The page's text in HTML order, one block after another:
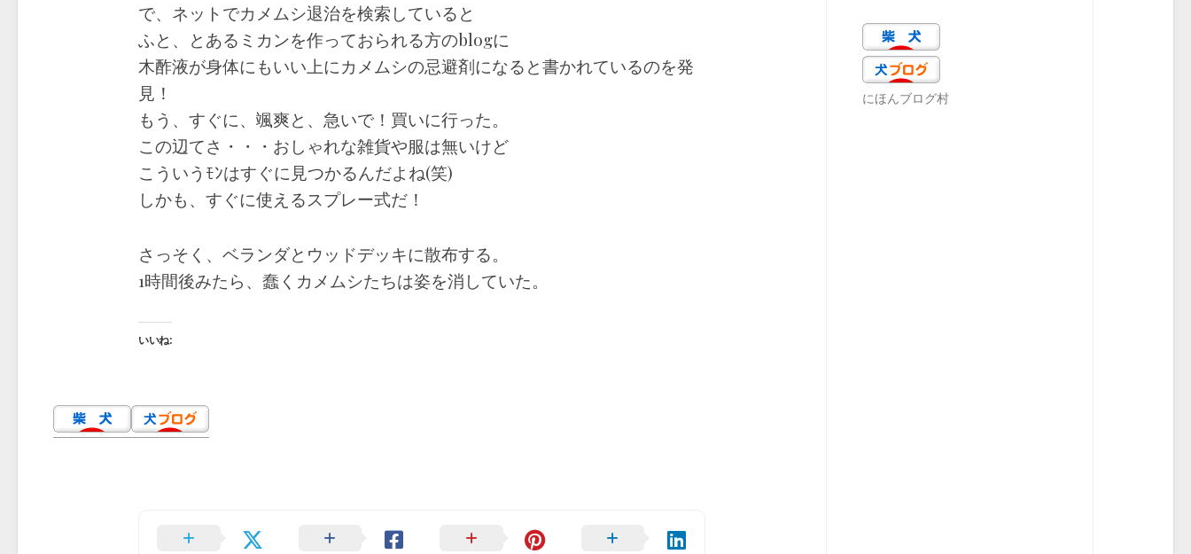
で、ネットでカメムシ退治を検索していると
ふと、とあるミカンを作っておられる方のblogに
木酢液が身体にもいい上にカメムシの忌避剤になると書かれているのを発
見！
もう、すぐに、颯爽と、急いで！買いに行った。
この辺てさ・・・おしゃれな雑貨や服は無いけど
こういうﾓﾝはすぐに見つかるんだよね(笑)
しかも、すぐに使えるスプレー式だ！
さっそく、ベランダとウッドデッキに散布する。
1時間後みたら、蠢くカメムシたちは姿を消していた。
いいね:
にほんブログ村